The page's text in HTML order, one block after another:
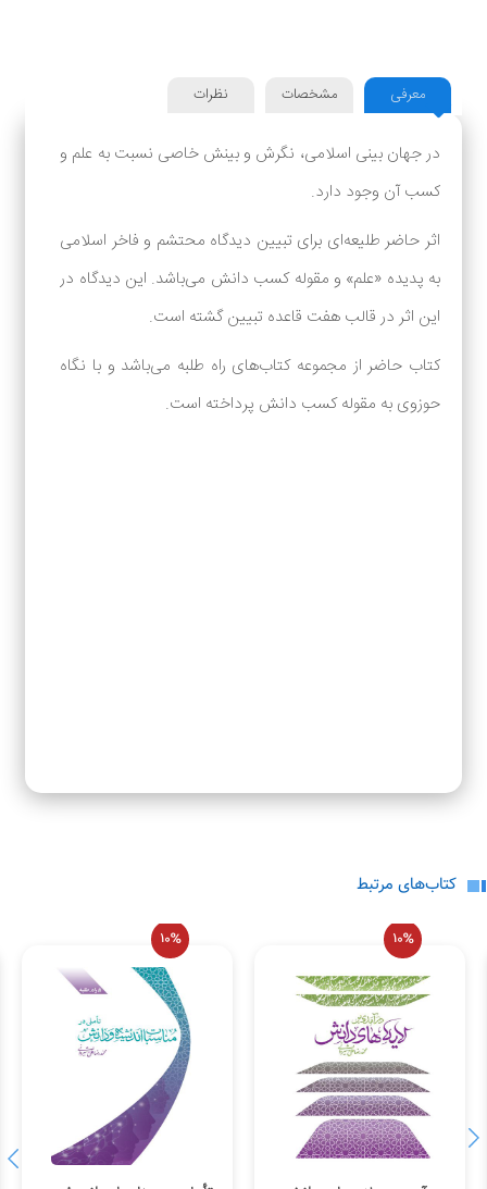
معرفی مشخصات نظرات
در جهان بینی اسلامی، نگرش و بینش خاصی نسبت به علم و
کسب آن وجود دارد.
اثر حاضر طلیعه‌ای برای تبیین دیدگاه محتشم و فاخر اسلامی
به پدیده «علم» و مقوله کسب دانش می‌باشد. این دیدگاه در
این اثر در قالب هفت قاعده تبیین گشته است.
کتاب حاضر از مجموعه کتاب‌های راه طلبه می‌باشد و با نگاه
حوزوی به مقوله کسب دانش پرداخته است.
کتاب‌های مرتبط
10%
10%